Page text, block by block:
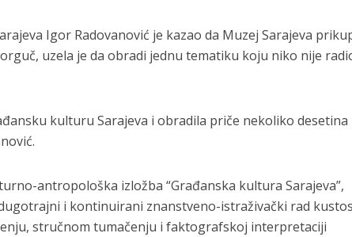
Igor Radovanović je kazao da Muzej Sarajeva
uzela je da obradi jednu tematiku koju niko nije
kulturu Sarajeva i obradila priče nekoliko desetina
antropološka izložba “Građanska kultura Sarajeva”,
i kontinuirani znanstveno-istraživački rad
stručnom tumačenju i faktografskoj interpretaciji